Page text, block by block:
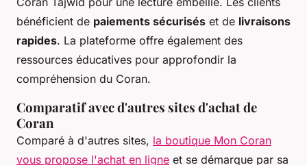
bénéficient de paiements sécurisés et de livraisons
rapides. La plateforme offre également des
ressources éducatives pour approfondir la
compréhension du Coran.
Comparatif avec d'autres sites d'achat de
Coran
Comparé à d'autres sites, la boutique Mon Coran
vous propose l'achat en ligne et se démarque par sa